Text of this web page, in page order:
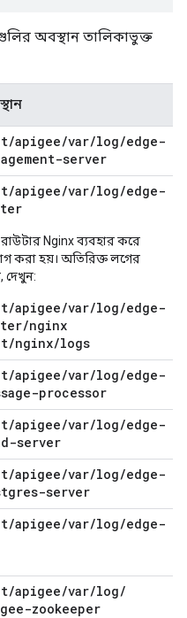
অবস্থান তালিকাভুক্ত
/apigee/var/log/edge-
server
/apigee/var/log/edge-
Nginx ব্যবহার করে
করা হয়। অতিরিক্ত লগের
দেখুন:
apigee/var/log/edge-
nginx
nginx/logs
/apigee/var/log/edge-
processor
/apigee/var/log/edge-
server
/apigee/var/log/edge-
server
/apigee/var/log/edge-
/apigee/var/log/
zookeeper